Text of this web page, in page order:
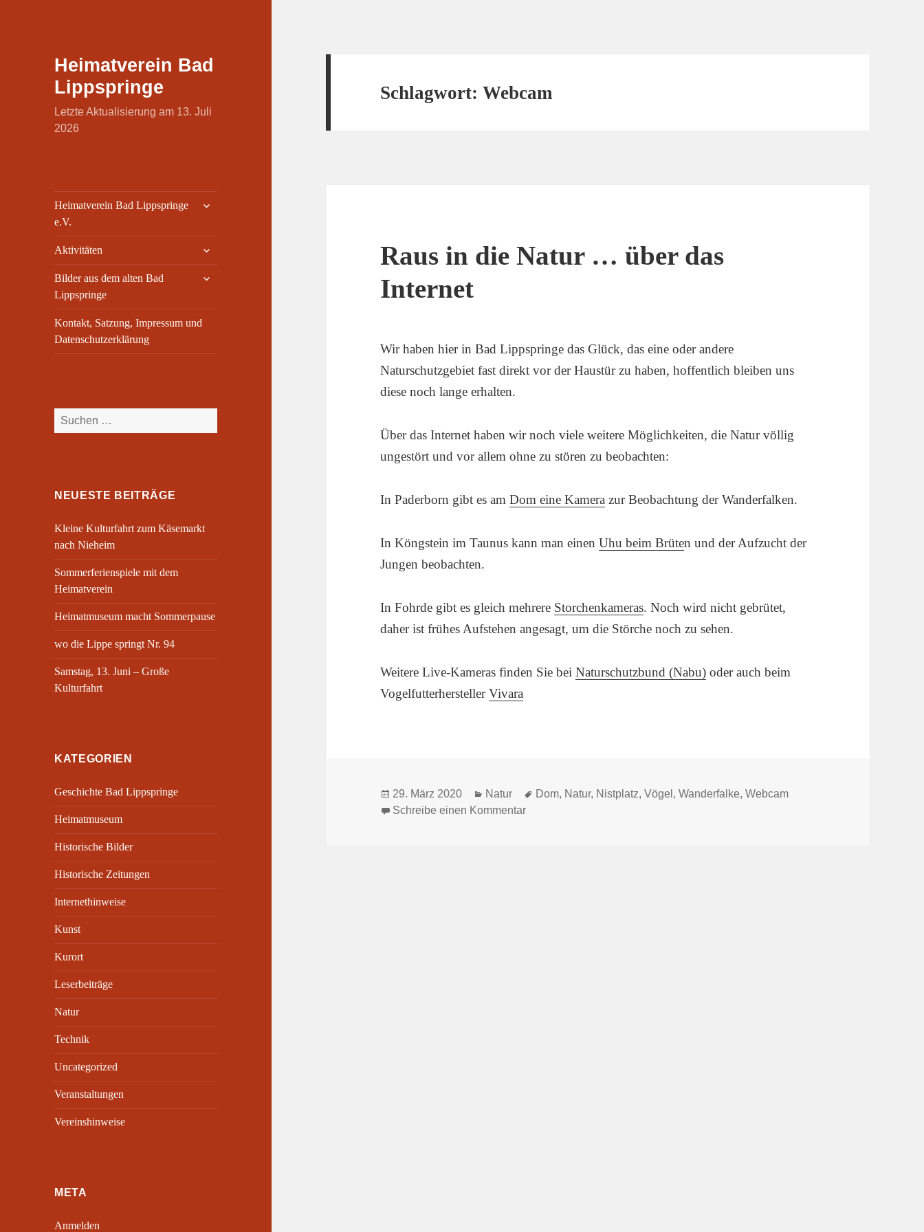
Heimatverein Bad
Lippspringe
Letzte Aktualisierung am 13. Juli
2026
Heimatverein Bad Lippspringe
e.V.
öffnen
Aktivitäten
öffnen
Bilder aus dem alten Bad
Lippspringe
öffnen
Kontakt, Satzung, Impressum und
Datenschutzerklärung
Suchen
nach:
NEUESTE BEITRÄGE
Kleine Kulturfahrt zum Käsemarkt
nach Nieheim
Sommerferienspiele mit dem
Heimatverein
Heimatmuseum macht Sommerpause
wo die Lippe springt Nr. 94
Samstag, 13. Juni – Große
Kulturfahrt
KATEGORIEN
Geschichte Bad Lippspringe
Heimatmuseum
Historische Bilder
Historische Zeitungen
Internethinweise
Kunst
Kurort
Leserbeiträge
Natur
Technik
Uncategorized
Veranstaltungen
Vereinshinweise
META
Anmelden
Schlagwort:Webcam
Raus in die Natur … über das
Internet
Wir haben hier in Bad Lippspringe das Glück, das eine oder andere
Naturschutzgebiet fast direkt vor der Haustür zu haben, hoffentlich bleiben uns
diese noch lange erhalten.
Über das Internet haben wir noch viele weitere Möglichkeiten, die Natur völlig
ungestört und vor allem ohne zu stören zu beobachten:
In Paderborn gibt es amDom eine Kamera zur Beobachtung der Wanderfalken.
In Köngstein im Taunus kann man einenUhu beim Brüten und der Aufzucht der
Jungen beobachten.
In Fohrde gibt es gleich mehrere Storchenkameras. Noch wird nicht gebrütet,
daher ist frühes Aufstehen angesagt, um die Störche noch zu sehen.
Weitere Live-Kameras finden Sie beiNaturschutzbund (Nabu) oder auch beim
VogelfutterherstellerVivara
Veröffentlicht
am
29. März 2020 Kategorien
Natur Schlagwörter
Dom, Natur, Nistplatz,Vögel ,Wanderfalke,Webcam
Schreibe einen Kommentarzu Raus in die Natur … über das Internet